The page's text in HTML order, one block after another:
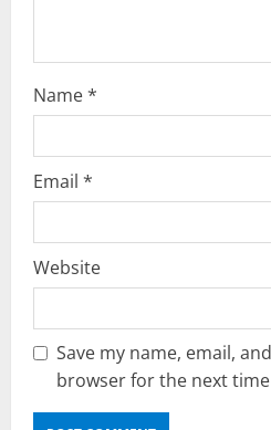
Name*
Email *
Website
Save my name, email,
browser for the next